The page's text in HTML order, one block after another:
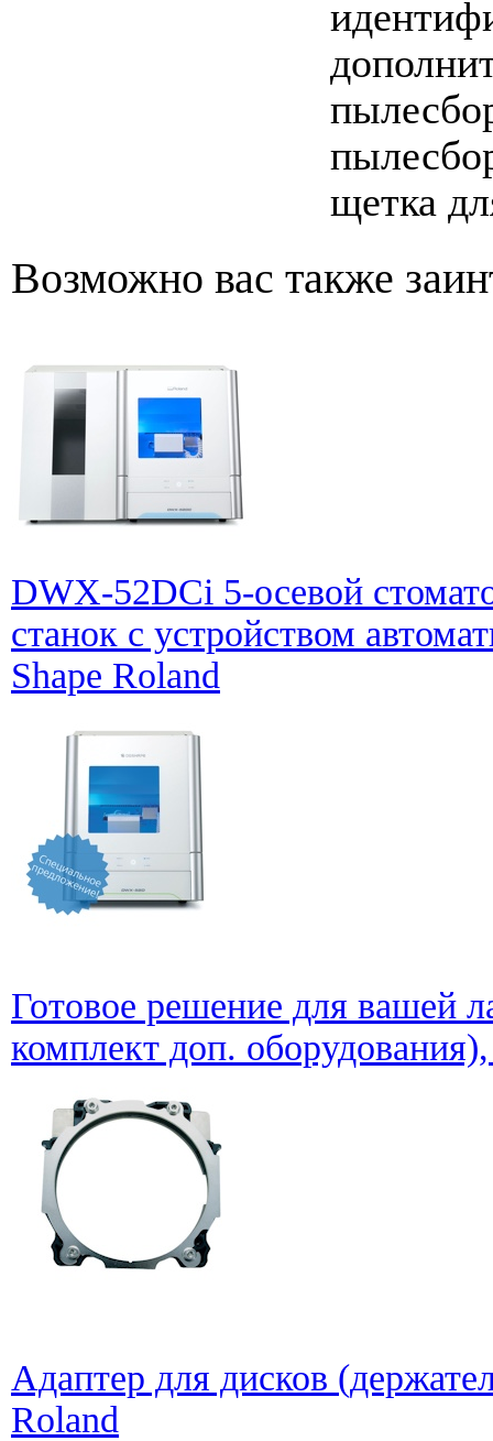
щетка
Возможно вас также
DWX-52DCi 5-осевой
станок с устройством
Shape Roland
Готовое решение для вашей
комплект доп.
Адаптер для дисков
Roland